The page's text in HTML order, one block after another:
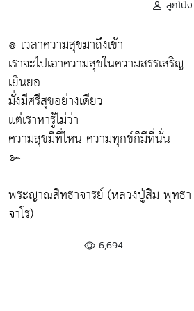
ลูกโป่ง
๏ เวลาความสุขมาถึงเข้า
เราจะไปเอาความสุขในความสรรเสริญ
เยินยอ
มั่งมีศรีสุขอย่างเดียว
แต่เราหารู้ไม่ว่า
ความสุขมีที่ไหน ความทุกข์ก็มีที่นั่น
๛
พระญาณสิทธาจารย์ (หลวงปู่สิม พุทธา
จาโร)
6,694